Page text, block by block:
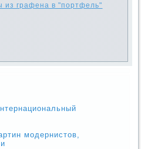
из графена в "портфель"
модернистов,